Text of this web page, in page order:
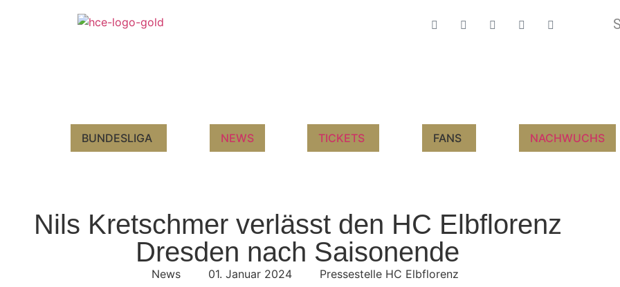
BUNDESLIGA NEWS TICKETS FANS NACHWUCHS
Nils Kretschmer verlässt den HC Elbflorenz
Dresden nach Saisonende
News 01. Januar 2024 Pressestelle HC Elbflorenz